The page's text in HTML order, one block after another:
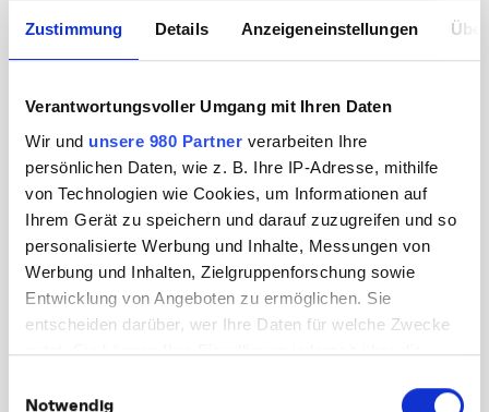
Zustimmung Details Anzeigeneinstellungen
Verantwortungsvoller Umgang mit Ihren Daten
Wir und unsere 980 Partner verarbeiten Ihre
persönlichen Daten, wie z. B. Ihre IP-Adresse, mithilfe
von Technologien wie Cookies, um Informationen auf
Ihrem Gerät zu speichern und darauf zuzugreifen und so
personalisierte Werbung und Inhalte, Messungen von
Werbung und Inhalten, Zielgruppenforschung sowie
Entwicklung von Angeboten zu ermöglichen. Sie
entscheiden darüber, wer Ihre Daten für welche Zwecke
nutzt. Sie können Ihre Einwilligung jederzeit über die
Trigger Symbol ändern oder widerrufen
Notwendig
ALLGEMEIN // ONLINE MARKETING
zielführend nutzen
Google revolutioniert das Online-Marketing: Im
Oktober 2023 wurde der Kampagnentyp
Demand Gen eingeführt und löste damit die
bekannten Discovery-Kampagnen ab. Doch was
steckt hinter dieser Veränderung und wie kannst
du…
September 6, 2024 Weiterlesen